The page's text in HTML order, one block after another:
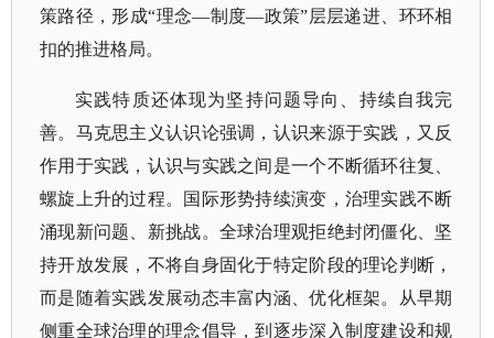
策路径，形成“理念—制度—政策”层层递进、环环相
扣的推进格局。
实践特质还体现为坚持问题导向、持续自我完
善。马克思主义认识论强调，认识来源于实践，又反
作用于实践，认识与实践之间是一个不断循环往复、
螺旋上升的过程。国际形势持续演变，治理实践不断
涌现新问题、新挑战。全球治理观拒绝封闭僵化、坚
持开放发展，不将自身固化于特定阶段的理论判断，
而是随着实践发展动态丰富内涵、优化框架。从早期
侧重全球治理的理念倡导，到逐步深入制度建设和规